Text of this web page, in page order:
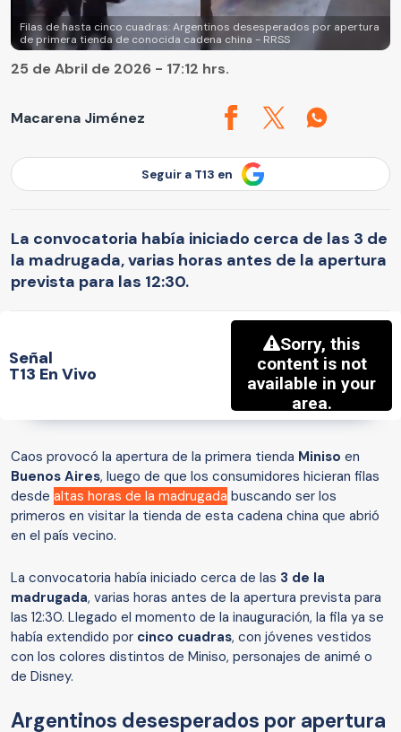
Filas de hasta cinco cuadras: Argentinos desesperados por apertura
de primera tienda de conocida cadena china - RRSS
Macarena Jiménez
25 de Abril de 2026 - 17:12 hrs.
Seguir a T13 en
La convocatoria había iniciado cerca de las 3 de
la madrugada, varias horas antes de la apertura
prevista para las 12:30.
Señal
T13 En Vivo
Caos provocó la apertura de la primera tienda Miniso en
Buenos Aires, luego de que los consumidores hicieran filas
desde altas horas de la madrugada buscando ser los
primeros en visitar la tienda de esta cadena china que abrió
en el país vecino.
La convocatoria había iniciado cerca de las 3 de la
madrugada, varias horas antes de la apertura prevista para
las 12:30. Llegado el momento de la inauguración, la fila ya se
había extendido por cinco cuadras, con jóvenes vestidos
con los colores distintos de Miniso, personajes de animé o
de Disney.
Argentinos desesperados por apertura